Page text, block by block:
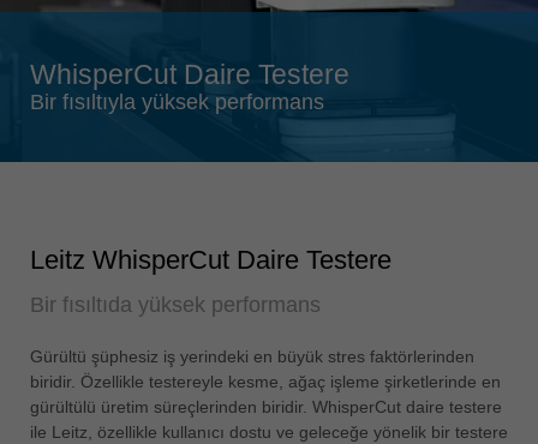
Singapore
Slovenija
slovenski
türkçe
USA
english
Việt Nam
WhisperCut Daire Testere
Bir fısıltıyla yüksek performans
Leitz WhisperCut Daire Testere
Bir fısıltıda yüksek performans
Gürültü şüphesiz iş yerindeki en büyük stres faktörlerinden
biridir. Özellikle testereyle kesme, ağaç işleme şirketlerinde en
gürültülü üretim süreçlerinden biridir. WhisperCut daire testere
ile Leitz, özellikle kullanıcı dostu ve geleceğe yönelik bir testere